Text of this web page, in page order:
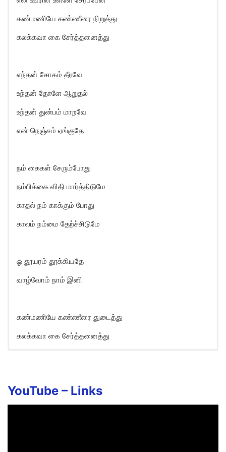
கண்மணியே கண்ணீரை நிறுத்து
கலக்கவா கை சேர்த்தனைத்து
எந்தன் சோகம் தீரவே
உந்தன் தோளே ஆறுதல்
உந்தன் துன்பம் மாறவே
என் நெஞ்சம் ஏங்குதே
நம் கைகள் சேரும்போது
நம்பிக்கை விதி மார்த்திடுமே
காதல் நம் காக்கும் போது
காலம் நம்மை தேற்ச்சிடுமே
ஓ தூயரம் தூக்கியதே
வாழ்வோம் நாம் இனி
கண்மணியே கண்ணீரை துடைத்து
கலக்கவா கை சேர்த்தனைத்து
Kanmaniye Kanneerai Niruththu
Kalakavaa Kai Serthanaiththu
YouTube – Links